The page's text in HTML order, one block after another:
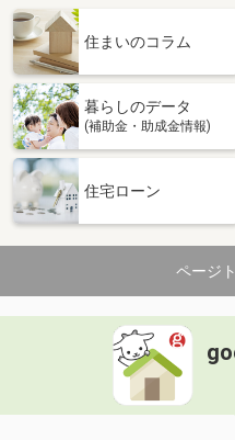
住まいのコラム
暮らしのデータ
(補助金・助成金情報)
住宅ローン
ページ